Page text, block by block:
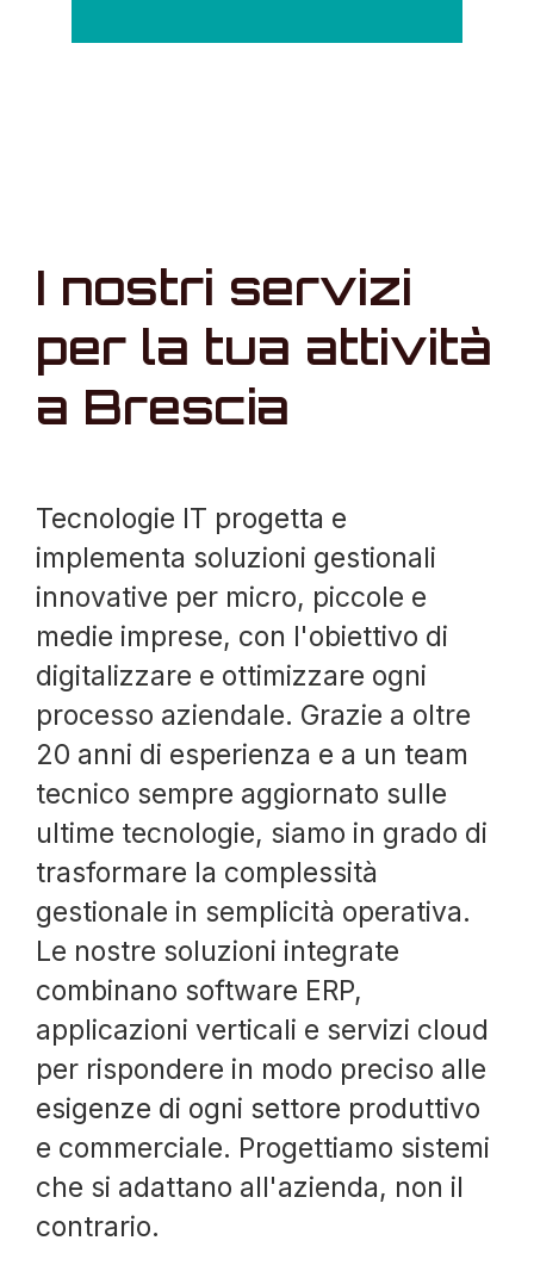
I nostri servizi
per la tua attività
a Brescia
Tecnologie IT progetta e
implementa soluzioni gestionali
innovative per micro, piccole e
medie imprese, con l'obiettivo di
digitalizzare e ottimizzare ogni
processo aziendale. Grazie a oltre
20 anni di esperienza e a un team
tecnico sempre aggiornato sulle
ultime tecnologie, siamo in grado di
trasformare la complessità
gestionale in semplicità operativa.
Le nostre soluzioni integrate
combinano software ERP,
applicazioni verticali e servizi cloud
per rispondere in modo preciso alle
esigenze di ogni settore produttivo
e commerciale. Progettiamo sistemi
che si adattano all'azienda, non il
contrario.